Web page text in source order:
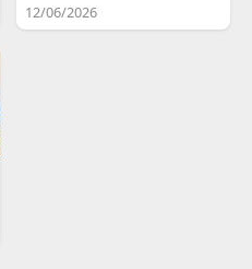
12/06/2026